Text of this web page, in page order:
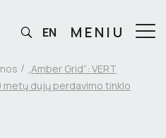
„Amber Grid“: VERT
dujų perdavimo tinklo
EN MENIU